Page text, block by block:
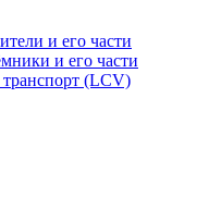
и его части
и его части
(LCV)